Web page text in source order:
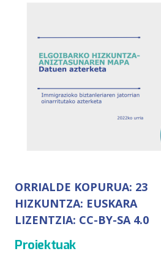
ORRIALDE KOPURUA: 23
HIZKUNTZA: EUSKARA
LIZENTZIA: CC-BY-SA 4.0
Proiektuak